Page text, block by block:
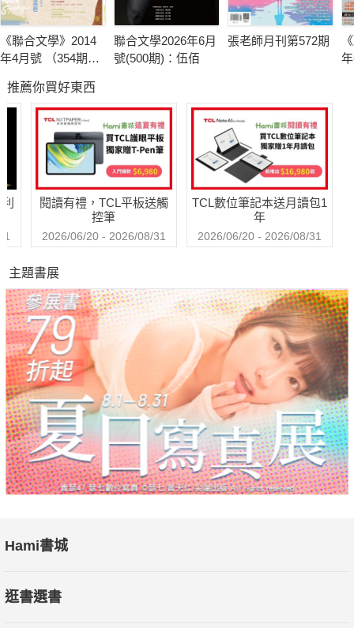
旅人用二手家具裝扮柏林老公寓
攝影師把經歷濃縮在北京小區的家
名古屋夫婦繞著木製吧台的日常生活
《聯合文學》2014
年4月號 （354期）
篇小說藝術
聯合文學2026年6月
號(500期)：伍佰
張老師月刊第572期
推薦你買好東西
閱讀有禮，TCL平板送觸
控筆
2026/06/20 - 2026/08/31
TCL數位筆記本送月讀包1
年
2026/06/20 - 2026/08/31
主題書展
Hami書城
逛書選書